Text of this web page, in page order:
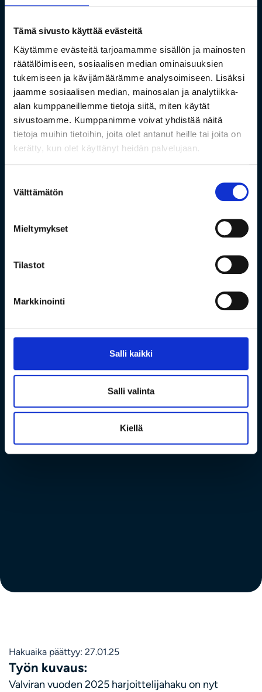
Tämä sivusto käyttää evästeitä
Käytämme evästeitä tarjoamamme sisällön ja mainosten
räätälöimiseen, sosiaalisen median ominaisuuksien
tukemiseen ja kävijämäärämme analysoimiseen. Lisäksi
jaamme sosiaalisen median, mainosalan ja analytiikka-
alan kumppaneillemme tietoja siitä, miten käytät
sivustoamme. Kumppanimme voivat yhdistää näitä
tietoja muihin tietoihin, joita olet antanut heille tai joita on
kerätty, kun olet käyttänyt heidän palvelujaan.
valinta
Välttämätön
Mieltymykset
Tilastot
Markkinointi
Salli kaikki
Salli valinta
Kiellä
Hakuaika päättyy: 27.01.25
Työn kuvaus:
Valviran vuoden 2025 harjoittelijahaku on nyt